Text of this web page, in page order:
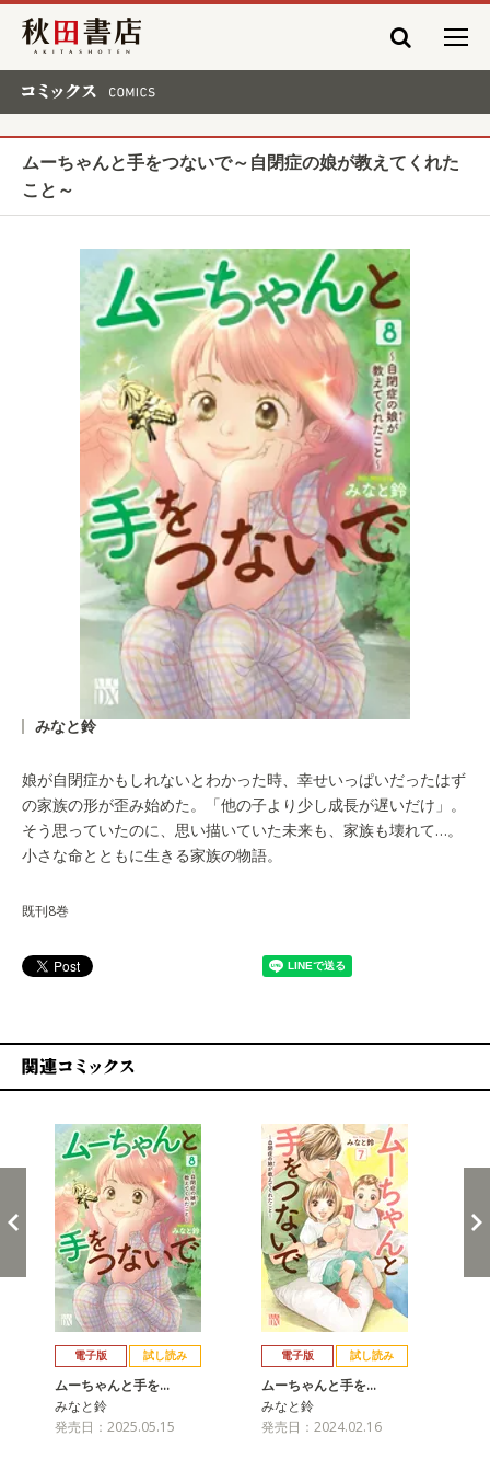
秋田書店
ムーちゃんと手をつないで～自閉症の娘が教えてくれた
こと～
みなと鈴
娘が自閉症かもしれないとわかった時、幸せいっぱいだったはず
の家族の形が歪み始めた。「他の子より少し成長が遅いだけ」。
そう思っていたのに、思い描いていた未来も、家族も壊れて…。
小さな命とともに生きる家族の物語。
既刊8巻
電子版 試し読み
ムーちゃんと手を…
みなと鈴
発売日：2025.05.15
電子版 試し読み
ムーちゃんと手を…
みなと鈴
発売日：2024.02.16